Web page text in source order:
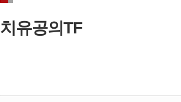
교회학교 게시판
삼일 교육 자료실
삼일 어린이 도서관
치유공의TF